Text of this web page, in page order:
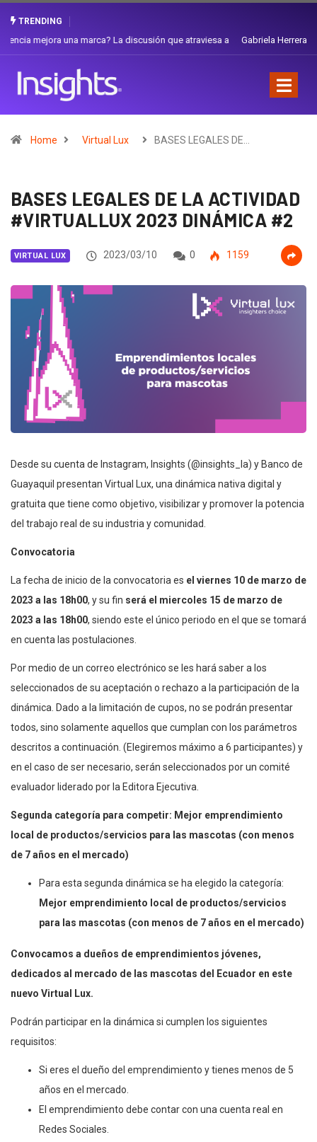
TRENDING
Gabriela Herrera y el arte de cambiarse el sombrero en Corporación
Home Virtual Lux BASES LEGALES DE…
BASES LEGALES DE LA ACTIVIDAD
#VIRTUALLUX 2023 DINÁMICA #2
VIRTUAL LUX 2023/03/10 0 1159
Desde su cuenta de Instagram, Insights (@insights_la) y Banco de
Guayaquil presentan Virtual Lux, una dinámica nativa digital y
gratuita que tiene como objetivo, visibilizar y promover la potencia
del trabajo real de su industria y comunidad.
Convocatoria
La fecha de inicio de la convocatoria es el viernes 10 de marzo de
2023 a las 18h00, y su fin será el miercoles 15 de marzo de
2023 a las 18h00, siendo este el único periodo en el que se tomará
en cuenta las postulaciones.
Por medio de un correo electrónico se les hará saber a los
seleccionados de su aceptación o rechazo a la participación de la
dinámica. Dado a la limitación de cupos, no se podrán presentar
todos, sino solamente aquellos que cumplan con los parámetros
descritos a continuación. (Elegiremos máximo a 6 participantes) y
en el caso de ser necesario, serán seleccionados por un comité
evaluador liderado por la Editora Ejecutiva.
Segunda categoría para competir: Mejor emprendimiento
local de productos/servicios para las mascotas (con menos
de 7 años en el mercado)
Para esta segunda dinámica se ha elegido la categoría:
Mejor emprendimiento local de productos/servicios
para las mascotas (con menos de 7 años en el mercado)
Convocamos a dueños de emprendimientos jóvenes,
dedicados al mercado de las mascotas del Ecuador en este
nuevo Virtual Lux.
Podrán participar en la dinámica si cumplen los siguientes
requisitos:
Si eres el dueño del emprendimiento y tienes menos de 5
años en el mercado.
El emprendimiento debe contar con una cuenta real en
Redes Sociales.